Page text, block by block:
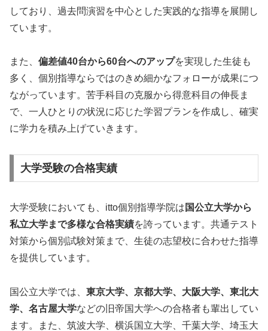
しており、過去問演習を中心とした実践的な指導を展開し
ています。
また、 偏差値40台から60台へのアップを実現した生徒も
多く、個別指導ならではのきめ細かなフォローが成果につ
ながっています。苦手科目の克服から得意科目の伸長ま
で、一人ひとりの状況に応じた学習プランを作成し、確実
に学力を積み上げていきます。
大学受験の合格実績
大学受験においても、itto個別指導学院は 国公立大学から
私立大学まで多様な合格実績を誇っています。共通テスト
対策から個別試験対策まで、生徒の志望校に合わせた指導
を提供しています。
国公立大学では、 東京大学、京都大学、大阪大学、東北大
学、名古屋大学などの旧帝国大学への合格者も輩出してい
ます。また、筑波大学、横浜国立大学、千葉大学、埼玉大